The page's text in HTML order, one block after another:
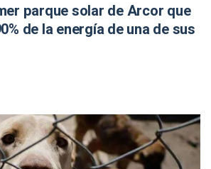
parque solar de Arcor que
de la energía de una de sus